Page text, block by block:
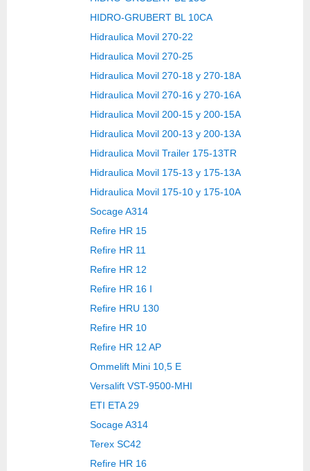
HIDRO-GRUBERT BL 10CA
Hidraulica Movil 270-22
Hidraulica Movil 270-25
Hidraulica Movil 270-18 y 270-18A
Hidraulica Movil 270-16 y 270-16A
Hidraulica Movil 200-15 y 200-15A
Hidraulica Movil 200-13 y 200-13A
Hidraulica Movil Trailer 175-13TR
Hidraulica Movil 175-13 y 175-13A
Hidraulica Movil 175-10 y 175-10A
Socage A314
Refire HR 15
Refire HR 11
Refire HR 12
Refire HR 16 I
Refire HRU 130
Refire HR 10
Refire HR 12 AP
Ommelift Mini 10,5 E
Versalift VST-9500-MHI
ETI ETA 29
Socage A314
Terex SC42
Refire HR 16